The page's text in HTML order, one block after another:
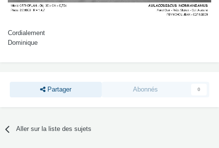
Cordialement
Dominique
Partager Abonnés 0
Aller sur la liste des sujets